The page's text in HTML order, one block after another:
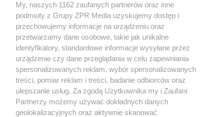
Żaden utwór zamieszczony w serwisie nie może być powielany i
rozpowszechniany lub dalej rozpowszechniany w jakikolwiek sposób (w
tym także elektroniczny lub mechaniczny) na jakimkolwiek polu
eksploatacji w jakiejkolwiek formie, włącznie z umieszczaniem w
Internecie bez pisemnej zgody właściciela praw. Jakiekolwiek użycie lub
wykorzystanie utworów w całości lub w części z naruszeniem prawa,
tzn. bez właściwej zgody, jest zabronione pod groźbą kary i może być
ścigane prawnie.
My, naszych 1162 zaufanych partnerów oraz inne
podmioty z Grupy ZPR Media uzyskujemy dostęp i
przechowujemy informacje na urządzeniu oraz
przetwarzamy dane osobowe, takie jak unikalne
identyfikatory, standardowe informacje wysyłane przez
urządzenie czy dane przeglądania w celu zapewniania
spersonalizowanych reklam, wybór spersonalizowanych
treści, pomiar reklam i treści, badanie odbiorców oraz
ulepszanie usług. Za zgodą Użytkownika my i Zaufani
Partnerzy możemy używać dokładnych danych
geolokalizacyjnych oraz aktywnie skanować